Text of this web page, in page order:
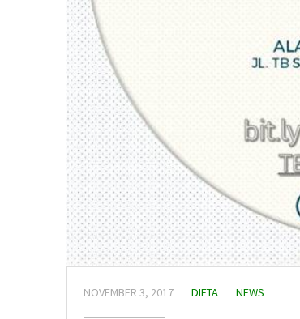
NOVEMBER 3, 2017 DIETA NEWS